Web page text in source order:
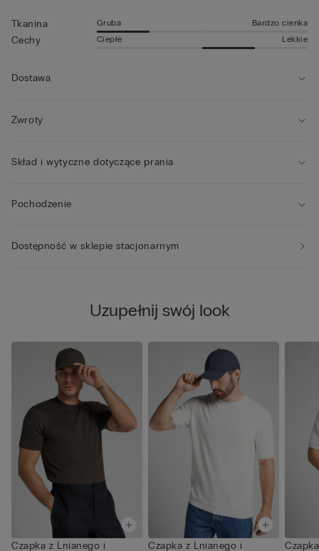
Tkanina Gruba Bardzo cienka
Cechy Ciepłe Lekkie
Dostawa
Zwroty
Skład i wytyczne dotyczące prania
Pochodzenie
Dostępność w sklepie stacjonarnym
Uzupełnij swój look
Czapka z Lnianego i Czapka z Lnianego i